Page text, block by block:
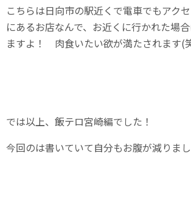
こちらは日向市の駅近くで電車でもアク
にあるお店なんで、お近くに行かれた場
ますよ！ 肉食いたい欲が満たされます(
では以上、飯テロ宮崎編でした！
今回のは書いていて自分もお腹が減りま